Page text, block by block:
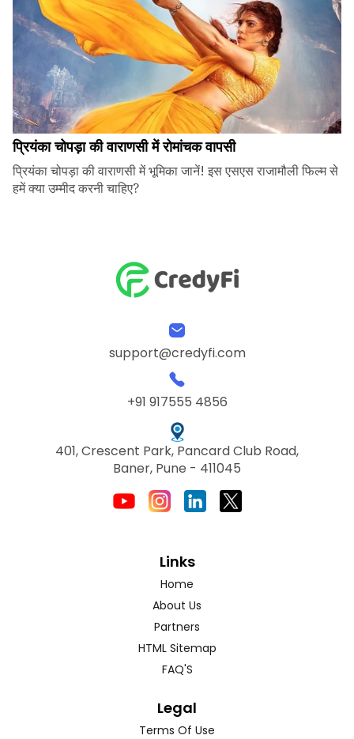
प्रियंका चोपड़ा की वाराणसी में रोमांचक वापसी
प्रियंका चोपड़ा की वाराणसी में भूमिका जानें! इस एसएस राजामौली फिल्म से
हमें क्या उम्मीद करनी चाहिए?
support@credyfi.com
+91 917555 4856
401, Crescent Park, Pancard Club Road,
Baner, Pune - 411045
Links
Home
About Us
Partners
HTML Sitemap
FAQ'S
Legal
Terms Of Use